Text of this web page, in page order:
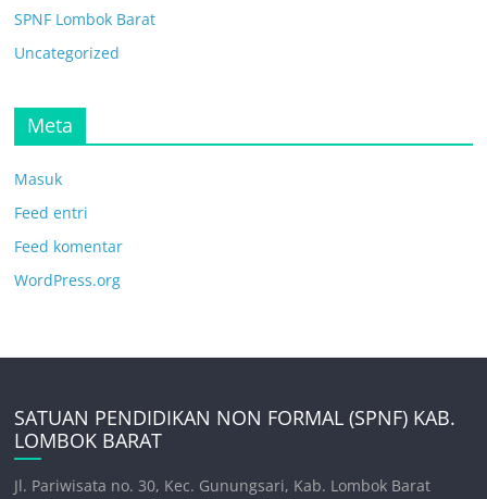
SPNF Lombok Barat
Uncategorized
Meta
Masuk
Feed entri
Feed komentar
WordPress.org
SATUAN PENDIDIKAN NON FORMAL (SPNF) KAB.
LOMBOK BARAT
Jl. Pariwisata no. 30, Kec. Gunungsari, Kab. Lombok Barat